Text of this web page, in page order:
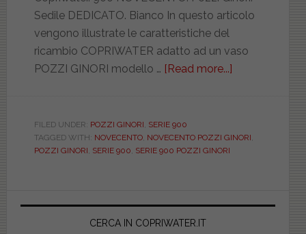
Sedile DEDICATO. Bianco In questo articolo
vengono illustrate le caratteristiche del
ricambio COPRIWATER adatto ad un vaso
POZZI GINORI modello … [Read more...]
BIANCO.
FILED UNDER: POZZI GINORI SERIE 900
TAGGED WITH: NOVECENTO, NOVECENTO POZZI GINORI
POZZI GINORI SERIE 900 SERIE 900 POZZI GINORI
Primary
CERCA IN COPRIWATER.IT